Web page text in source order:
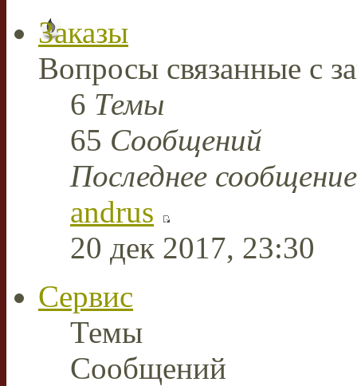
Заказы
Вопросы связанные с
6 Темы
65 Сообщений
Последнее сообщение
andrus
20 дек 2017, 23:30
Сервис
Темы
Сообщений